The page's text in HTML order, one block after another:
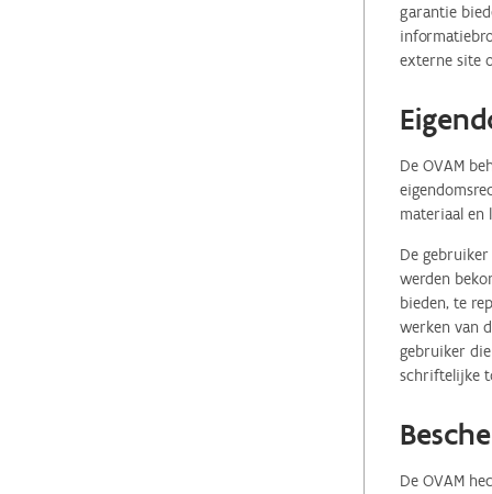
garantie
externe site
De OVAM
materiaal en
De
werden
bieden, te
werken van
gebruiker
schriftelijke
De OVAM